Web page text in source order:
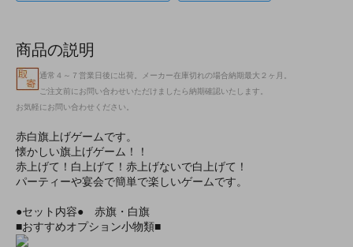
商品の説明
通常４～７営業日後に出荷。メーカー在庫切れの場合納期最大２ヶ月。
ご注文前にお問い合わせいただけましたら納期確認いたします。
お気軽にお問い合わせください。
赤白旗上げゲームです。
懐かしい旗上げゲーム！！
赤上げて！白上げて！赤上げないで白上げて！
パーティーや宴会で簡単で楽しいゲームです。
●セット内容● 赤旗・白旗
■おすすめオプション小物類■